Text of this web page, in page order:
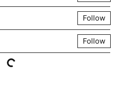
Follow
Follow